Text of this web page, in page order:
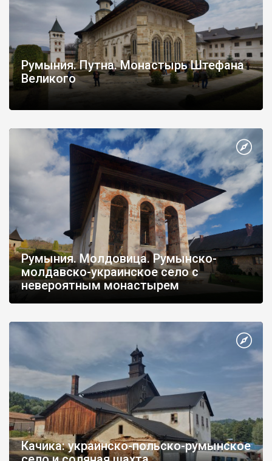
Румыния. Путна. Монастырь Штефана
Великого
Румыния. Молдовица. Румынско-
молдавско-украинское село с
невероятным монастырем
Качика: украинско-польско-румынское